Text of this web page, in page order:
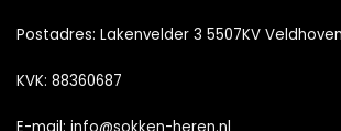
Postadres: Lakenvelder 3 5507KV
KVK: 88360687
E-mail: info@sokken-heren.nl